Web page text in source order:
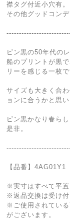
襟タグ付近小穴有。
その他グッドコンデ
ピン黒の50年代の
船のプリントが黒
リーを感じる一枚で
サイズも大きく合
ョンに合うかと思い
ピン黒かなり春ら
是非。
【品番】4AG01Y1
※実寸はすべて平置
※返品交換は受け付
※ご使用されてい
がございます。